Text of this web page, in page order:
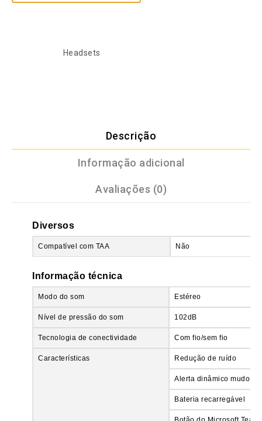
Headsets
Descrição
Informação adicional
Avaliações (0)
Diversos
Compatível com TAA Não
Informação técnica
Modo do som Estéreo
Nível de pressão do som 102dB
Tecnologia de conectividade Com fio/sem fio
Características Redução de ruído
Alerta dinâmico mudo
Bateria recarregável